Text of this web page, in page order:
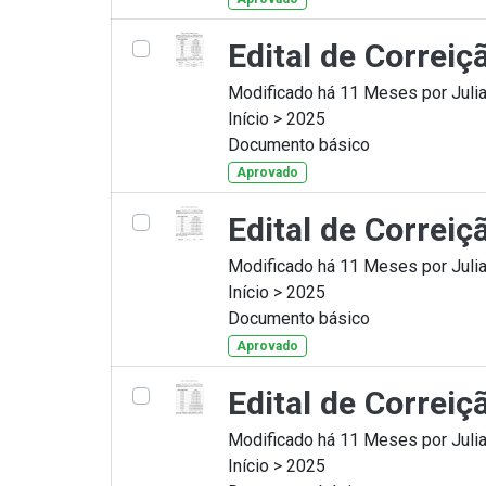
Edital de
Modificado há 11 Meses por
Início > 2025
Documento básico
Aprovado
Edital de
Modificado há 11 Meses por
Início > 2025
Documento básico
Aprovado
Edital de
Modificado há 11 Meses por
Início > 2025